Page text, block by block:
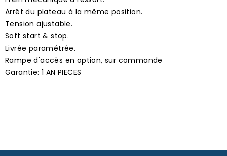
Arrêt du plateau à la même position.
Tension ajustable.
Soft start & stop.
Livrée paramétrée.
Rampe d'accès en option, sur commande
Garantie: 1 AN PIECES